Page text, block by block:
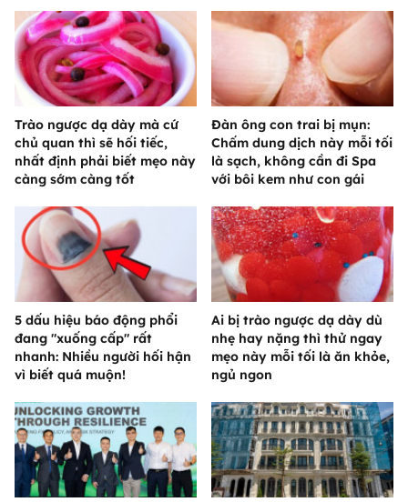
Trào ngược dạ dày mà cứ
chủ quan thì sẽ hối tiếc,
nhất định phải biết mẹo này
càng sớm càng tốt
Đàn ông con trai bị mụn:
Chấm dung dịch này mỗi tối
là sạch, không cần đi Spa
với bôi kem như con gái
5 dấu hiệu báo động phổi
đang "xuống cấp" rất
nhanh: Nhiều người hối hận
vì biết quá muộn!
Ai bị trào ngược dạ dày dù
nhẹ hay nặng thì thử ngay
mẹo này mỗi tối là ăn khỏe,
ngủ ngon